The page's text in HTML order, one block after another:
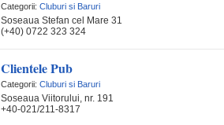
Categorii: Cluburi si Baruri
Soseaua Stefan cel Mare 31
(+40) 0722 323 324
Clientele Pub
Categorii: Cluburi si Baruri
Soseaua Viitorului, nr. 191
+40-021/211-8317